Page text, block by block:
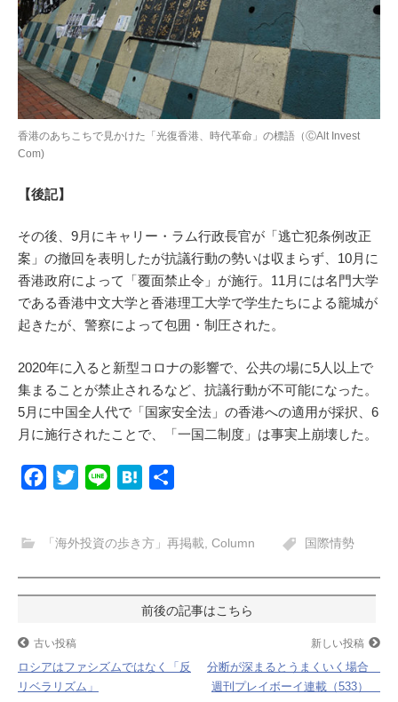
香港のあちこちで見かけた「光復香港、時代革命」の標語（ⒸAlt Invest
Com)
【後記】
その後、9月にキャリー・ラム行政長官が「逃亡犯条例改正
案」の撤回を表明したが抗議行動の勢いは収まらず、10月に
香港政府によって「覆面禁止令」が施行。11月には名門大学
である香港中文大学と香港理工大学で学生たちによる籠城が
起きたが、警察によって包囲・制圧された。
2020年に入ると新型コロナの影響で、公共の場に5人以上で
集まることが禁止されるなど、抗議行動が不可能になった。
5月に中国全人代で「国家安全法」の香港への適用が採択、6
月に施行されたことで、「一国二制度」は事実上崩壊した。
b
o
k
t
t
e
e
e
n
a
「海外投資の歩き方」再掲載, Column 国際情勢
稿
ナ
古い投稿
ロシアはファシズムではなく「反
リベラリズム」
新しい投稿
分断が深まるとうまくいく場合
週刊プレイボーイ連載（533）